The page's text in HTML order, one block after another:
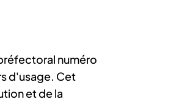
numéro
d'usage. Cet
et de la